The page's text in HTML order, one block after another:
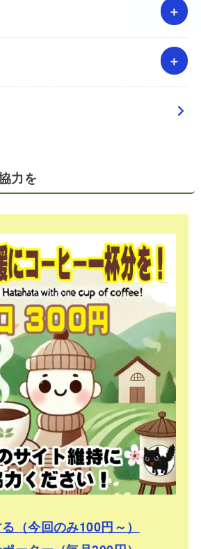
力を
（今回のみ100円～）